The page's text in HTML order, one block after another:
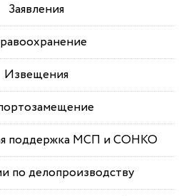
Заявления
Извещения
поддержка МСП и СОНКО
по делопроизводству